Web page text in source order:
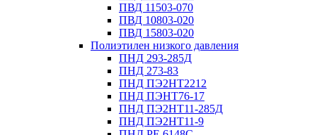
ПВД 11503-070
ПВД 10803-020
ПВД 15803-020
Полиэтилен низкого давления
ПНД 293-285Д
ПНД 273-83
ПНД ПЭ2НТ2212
ПНД ПЭНТ76-17
ПНД ПЭ2НТ11-285Д
ПНД ПЭ2НТ11-9